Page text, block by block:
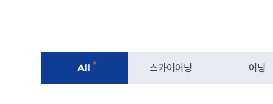
All * 스카이어닝 어닝